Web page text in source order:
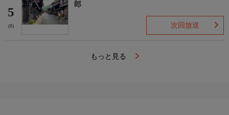
5
(8)
郎
次回放送
もっと見る